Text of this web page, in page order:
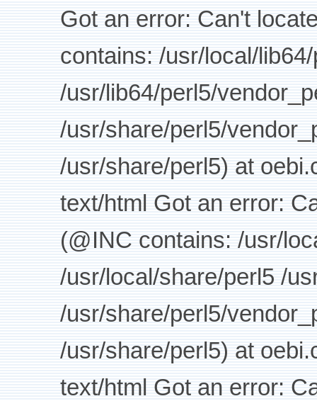
Got an error: Can't
contains: /usr/local/
/usr/lib64/perl5/
/usr/share/perl5/
/usr/share/perl5) at
text/html Got an error:
(@INC contains: /usr/
/usr/local/share/perl5 /
/usr/share/perl5/
/usr/share/perl5) at
text/html Got an error: